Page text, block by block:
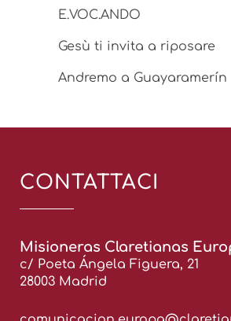
E.VOC.ANDO
Gesù ti invita a riposare
Andremo a Guayaramerín
CONTATTACI
Misioneras Claretianas
c/ Poeta Ángela Figuera, 21
28003 Madrid